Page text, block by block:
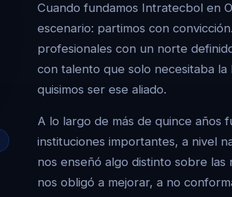
Cuando fundamos Intratecbol en
escenario: partimos con
profesionales con un norte
con talento que solo necesitaba
quisimos ser ese aliado.
A lo largo de más de quince años
instituciones importantes, a nivel
nos enseñó algo distinto sobre
nos obligó a mejorar, a no